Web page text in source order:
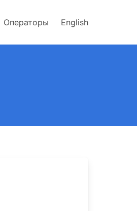
Операторы English